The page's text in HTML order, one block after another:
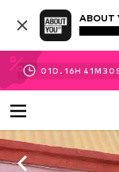
ABOUT
01D. 16H 41M 30